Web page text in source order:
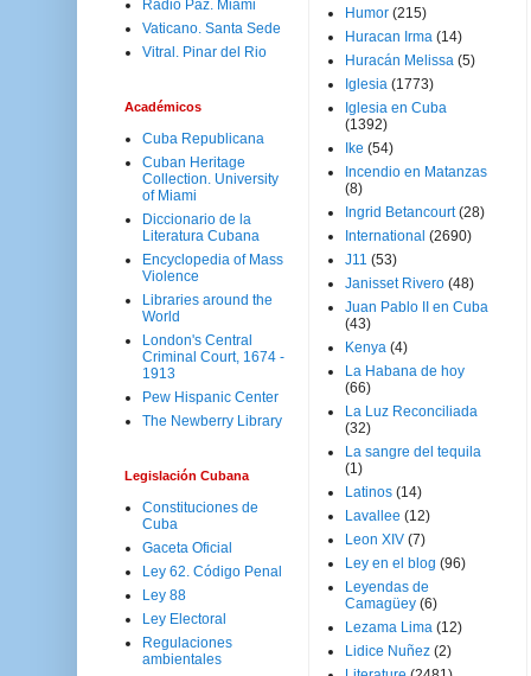
Radio Paz. Miami
Vaticano. Santa Sede
Vitral. Pinar del Rio
Académicos
Cuba Republicana
Cuban Heritage
Collection. University
of Miami
Diccionario de la
Literatura Cubana
Encyclopedia of Mass
Violence
Libraries around the
World
London's Central
Criminal Court, 1674 -
1913
Pew Hispanic Center
The Newberry Library
Legislación Cubana
Constituciones de
Cuba
Gaceta Oficial
Ley 62. Código Penal
Ley 88
Ley Electoral
Regulaciones
ambientales
Humor (215)
Huracan Irma (14)
Huracán Melissa (5)
Iglesia (1773)
Iglesia en Cuba
(1392)
Ike (54)
Incendio en Matanzas
(8)
Ingrid Betancourt (28)
International (2690)
J11 (53)
Janisset Rivero (48)
Juan Pablo II en Cuba
(43)
Kenya (4)
La Habana de hoy
(66)
La Luz Reconciliada
(32)
La sangre del tequila
(1)
Latinos (14)
Lavallee (12)
Leon XIV (7)
Ley en el blog (96)
Leyendas de
Camagüey (6)
Lezama Lima (12)
Lidice Nuñez (2)